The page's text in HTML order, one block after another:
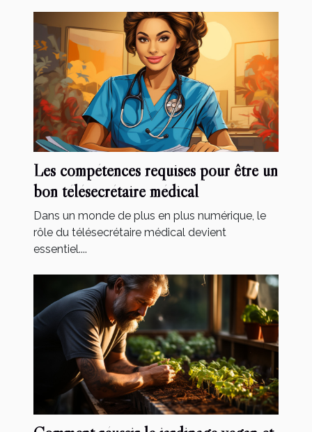
Les compétences requises pour être un
bon télésecrétaire médical
Dans un monde de plus en plus numérique, le
rôle du télésecrétaire médical devient
essentiel....